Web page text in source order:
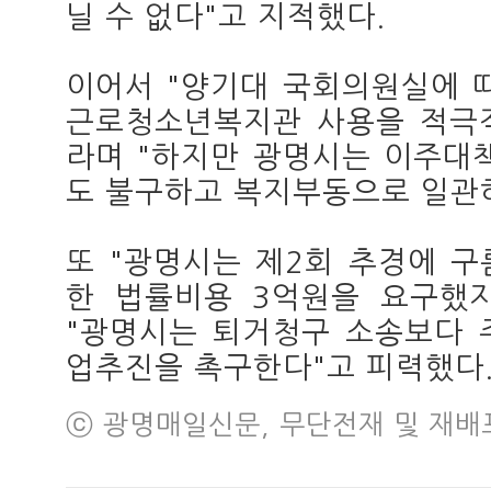
닐 수 없다"고 지적했다.
이어서 "양기대 국회의원실에
근로청소년복지관 사용을 적
라며 "하지만 광명시는 이주대
도 불구하고 복지부동으로 일
또 "광명시는 제2회 추경에 구
한 법률비용 3억원을 요구했
"광명시는 퇴거청구 소송보다
업추진을 촉구한다"고 피력했다
ⓒ 광명매일신문, 무단전재 및 재배